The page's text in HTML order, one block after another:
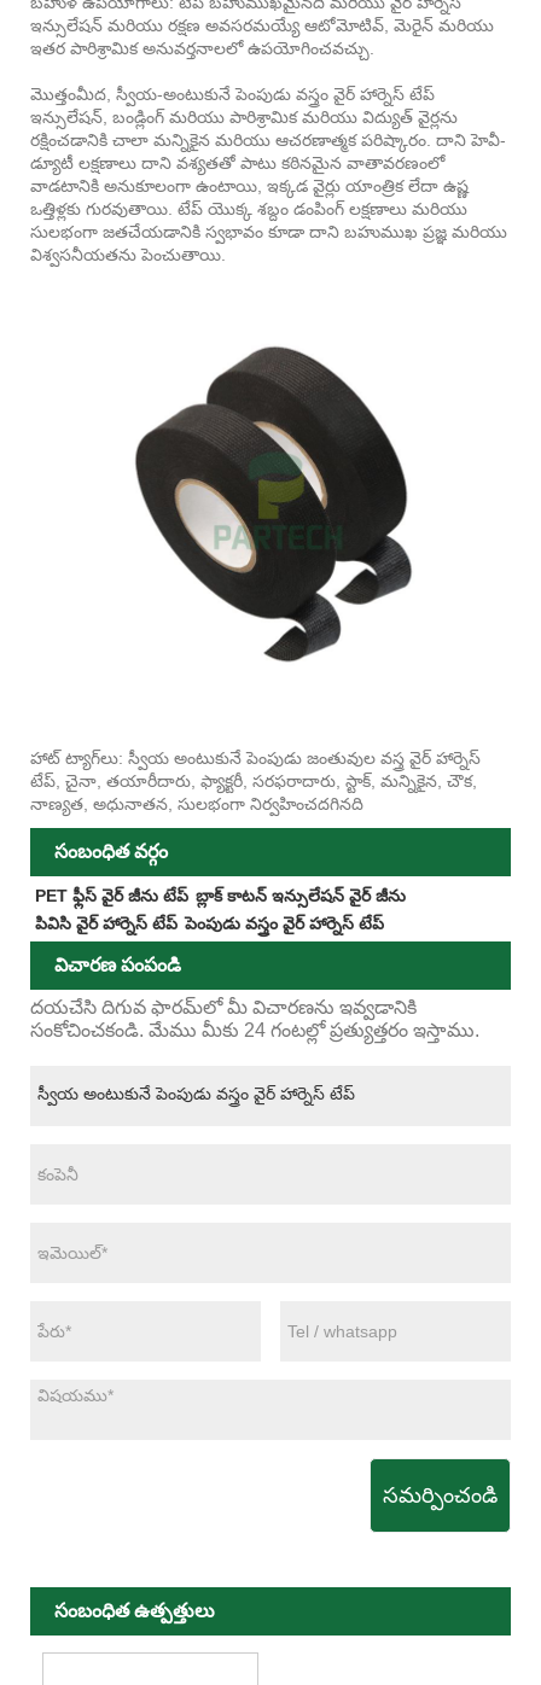
ఇన్సులేషన్ మరియు రక్షణ అవసరమయ్యే ఆటోమోటివ్, మెరైన్ మరియు
ఇతర పారిశ్రామిక అనువర్తనాలలో ఉపయోగించవచ్చు.
మొత్తంమీద, స్వీయ-అంటుకునే పెంపుడు వస్త్రం వైర్ హార్నెస్ టేప్
ఇన్సులేషన్, బండ్లింగ్ మరియు పారిశ్రామిక మరియు విద్యుత్ వైర్లను
రక్షించడానికి చాలా మన్నికైన మరియు ఆచరణాత్మక పరిష్కారం. దాని హెవీ-
డ్యూటీ లక్షణాలు దాని వశ్యతతో పాటు కఠినమైన వాతావరణంలో
వాడటానికి అనుకూలంగా ఉంటాయి, ఇక్కడ వైర్లు యాంత్రిక లేదా ఉష్ణ
ఒత్తిళ్లకు గురవుతాయి. టేప్ యొక్క శబ్దం డంపింగ్ లక్షణాలు మరియు
సులభంగా జతచేయడానికి స్వభావం కూడా దాని బహుముఖ ప్రజ్ఞ మరియు
విశ్వసనీయతను పెంచుతాయి.
హాట్ ట్యాగ్‌లు: స్వీయ అంటుకునే పెంపుడు జంతువుల వస్త్ర వైర్ హార్నెస్
టేప్, చైనా, తయారీదారు, ఫ్యాక్టరీ, సరఫరాదారు, స్టాక్, మన్నికైన, చౌక,
నాణ్యత, అధునాతన, సులభంగా నిర్వహించదగినది
సంబంధిత వర్గం
PET ఫ్లీస్ వైర్ జీను టేప్ బ్లాక్ కాటన్ ఇన్సులేషన్ వైర్ జీను
పివిసి వైర్ హార్నెస్ టేప్ పెంపుడు వస్త్రం వైర్ హార్నెస్ టేప్
విచారణ పంపండి
దయచేసి దిగువ ఫారమ్‌లో మీ విచారణను ఇవ్వడానికి
సంకోచించకండి. మేము మీకు 24 గంటల్లో ప్రత్యుత్తరం ఇస్తాము.
సమర్పించండి
సంబంధిత ఉత్పత్తులు